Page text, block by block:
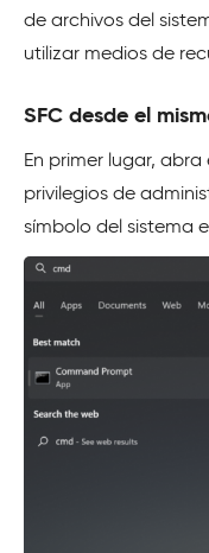
de archivos del
utilizar medios de
SFC desde el
En primer lugar,
privilegios de
símbolo del sistema